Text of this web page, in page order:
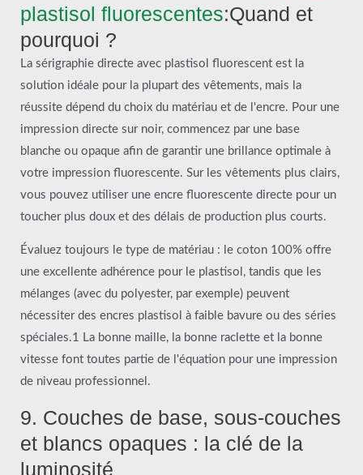
plastisol fluorescentes:Quand et
pourquoi ?
La sérigraphie directe avec plastisol fluorescent est la
solution idéale pour la plupart des vêtements, mais la
réussite dépend du choix du matériau et de l'encre. Pour une
impression directe sur noir, commencez par une base
blanche ou opaque afin de garantir une brillance optimale à
votre impression fluorescente. Sur les vêtements plus clairs,
vous pouvez utiliser une encre fluorescente directe pour un
toucher plus doux et des délais de production plus courts.
Évaluez toujours le type de matériau : le coton 100% offre
une excellente adhérence pour le plastisol, tandis que les
mélanges (avec du polyester, par exemple) peuvent
nécessiter des encres plastisol à faible bavure ou des séries
spéciales.1 La bonne maille, la bonne raclette et la bonne
vitesse font toutes partie de l'équation pour une impression
de niveau professionnel.
9. Couches de base, sous-couches
et blancs opaques : la clé de la
luminosité